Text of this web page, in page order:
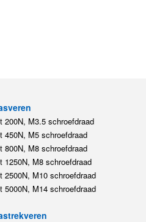
200N, M3.5 schroefdraad
450N, M5 schroefdraad
800N, M8 schroefdraad
1250N, M8 schroefdraad
2500N, M10 schroefdraad
5000N, M14 schroefdraad